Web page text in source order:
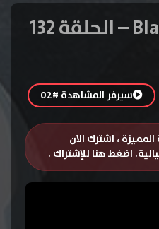
سيرفر المشاهدة #02
، اشترك الان
اضغط هنا للإشتراك .